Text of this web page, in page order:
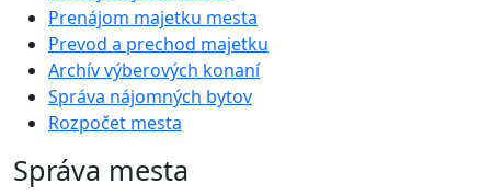
Prenájom majetku mesta
Prevod a prechod majetku
Archív výberových konaní
Správa nájomných bytov
Rozpočet mesta
Správa mesta